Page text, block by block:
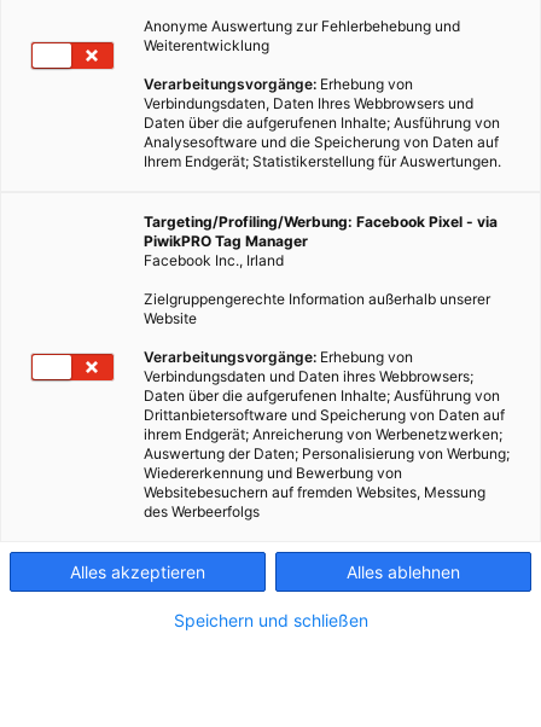
Impressum
Anonyme Auswertung zur Fehlerbehebung und
Weiterentwicklung
Verarbeitungsvorgänge: Erhebung von
Verbindungsdaten, Daten Ihres Webbrowsers und
Daten über die aufgerufenen Inhalte; Ausführung von
Analysesoftware und die Speicherung von Daten auf
Ihrem Endgerät; Statistikerstellung für Auswertungen.
Targeting/Profiling/Werbung: Facebook Pixel - via
PiwikPRO Tag Manager
Facebook Inc., Irland
Zielgruppengerechte Information außerhalb unserer
Website
Verarbeitungsvorgänge: Erhebung von
Verbindungsdaten und Daten ihres Webbrowsers;
Daten über die aufgerufenen Inhalte; Ausführung von
Drittanbietersoftware und Speicherung von Daten auf
ihrem Endgerät; Anreicherung von Werbenetzwerken;
Auswertung der Daten; Personalisierung von Werbung;
Wiedererkennung und Bewerbung von
Websitebesuchern auf fremden Websites, Messung
des Werbeerfolgs
Alles akzeptieren Alles ablehnen
Speichern und schließen